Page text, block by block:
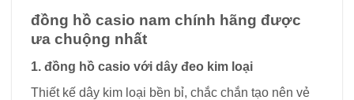
đồng hồ casio nam chính hãng được
ưa chuộng nhất
1. đồng hồ casio với dây đeo kim loại
Thiết kế dây kim loại bền bỉ, chắc chắn tạo nên vẻ